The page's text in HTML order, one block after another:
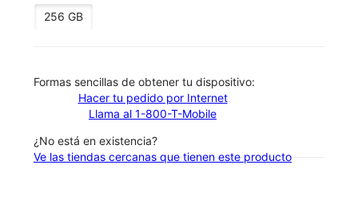
256 GB
​​​​​​​Formas sencillas de obtener tu dispositivo:
Hacer tu pedido por Internet
Llama al 1-800-T-Mobile
¿No está en existencia?
Ve las tiendas cercanas que tienen este producto